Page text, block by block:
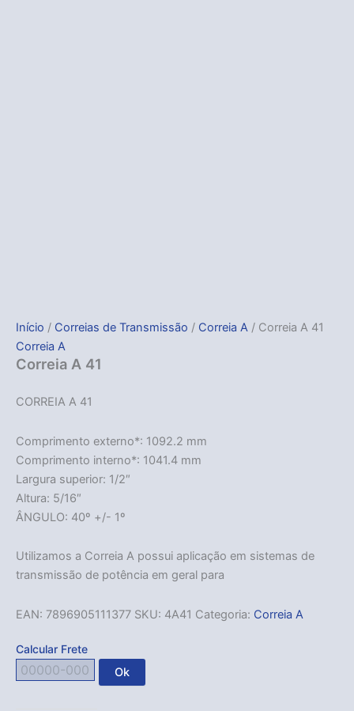
Início / Correias de Transmissão / Correia A / Correia A 41
Correia A
Correia A 41
CORREIA A 41
Comprimento externo*: 1092.2 mm
Comprimento interno*: 1041.4 mm
Largura superior: 1/2″
Altura: 5/16″
ÂNGULO: 40º +/- 1º
Utilizamos a Correia A possui aplicação em sistemas de
transmissão de potência em geral para
EAN: 7896905111377 SKU: 4A41 Categoria: Correia A
Calcular Frete
Ok